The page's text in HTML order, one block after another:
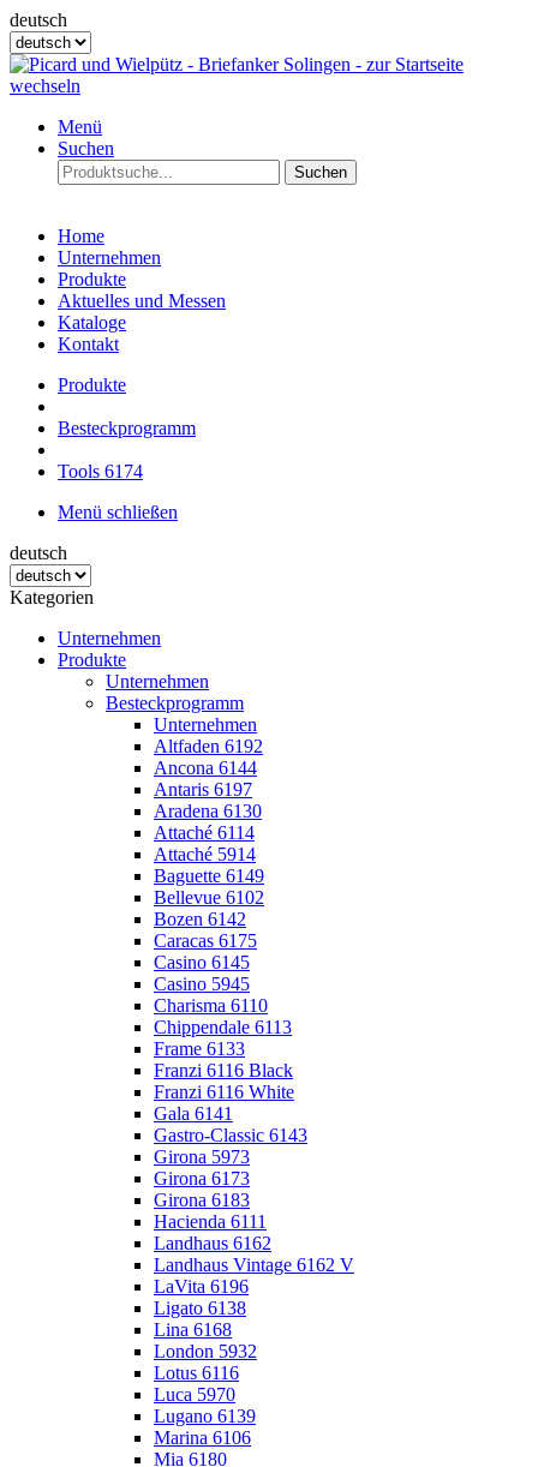
deutsch
Menü
Suchen
Suchen
Home
Unternehmen
Produkte
Aktuelles und Messen
Kataloge
Kontakt
Produkte
Besteckprogramm
Tools 6174
Menü schließen
deutsch
Kategorien
Unternehmen
Produkte
Unternehmen
Besteckprogramm
Unternehmen
Altfaden 6192
Ancona 6144
Antaris 6197
Aradena 6130
Attaché 6114
Attaché 5914
Baguette 6149
Bellevue 6102
Bozen 6142
Caracas 6175
Casino 6145
Casino 5945
Charisma 6110
Chippendale 6113
Frame 6133
Franzi 6116 Black
Franzi 6116 White
Gala 6141
Gastro-Classic 6143
Girona 5973
Girona 6173
Girona 6183
Hacienda 6111
Landhaus 6162
Landhaus Vintage 6162 V
LaVita 6196
Ligato 6138
Lina 6168
London 5932
Lotus 6116
Luca 5970
Lugano 6139
Marina 6106
Mia 6180